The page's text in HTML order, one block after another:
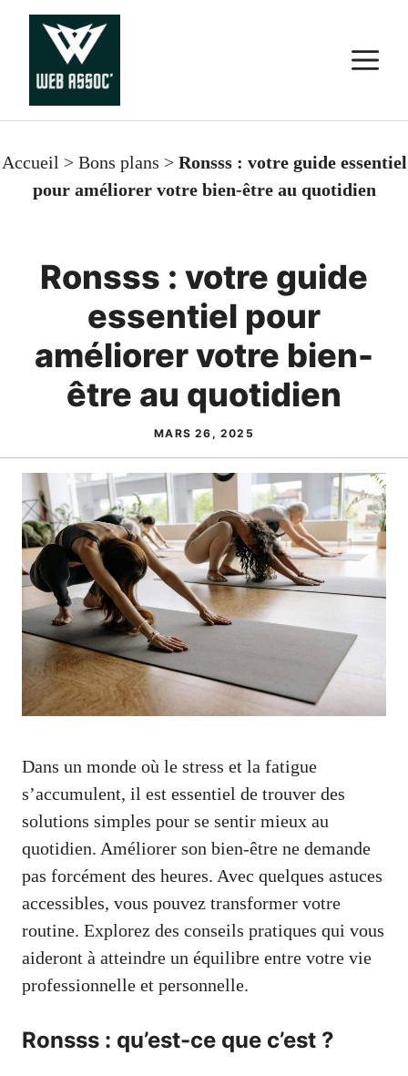
Aller
Accueil > Bons plans > Ronsss : votre guide essentiel
pour améliorer votre bien-être au quotidien
Ronsss : votre guide
essentiel pour
améliorer votre bien-
être au quotidien
MARS 26, 2025
Dans un monde où le stress et la fatigue
s’accumulent, il est essentiel de trouver des
solutions simples pour se sentir mieux au
quotidien. Améliorer son bien-être ne demande
pas forcément des heures. Avec quelques astuces
accessibles, vous pouvez transformer votre
routine. Explorez des conseils pratiques qui vous
aideront à atteindre un équilibre entre votre vie
professionnelle et personnelle.
Ronsss : qu’est-ce que c’est ?